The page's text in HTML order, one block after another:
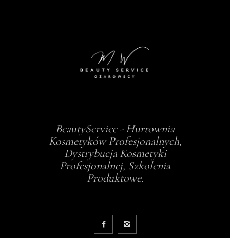
BeautyService - Hurtownia
Kosmetyków Profesjonalnych,
Dystrybucja Kosmetyki
Profesjonalnej, Szkolenia
Produktowe.